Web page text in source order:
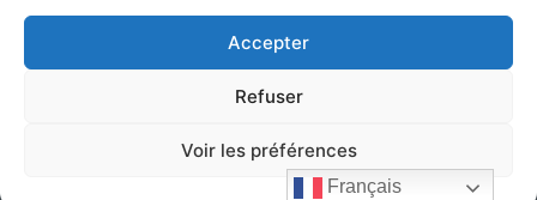
Accepter
Refuser
Voir les préférences
© 2025 MBM Interiors. Tous droits réservés
Legales
propulsé par
Français